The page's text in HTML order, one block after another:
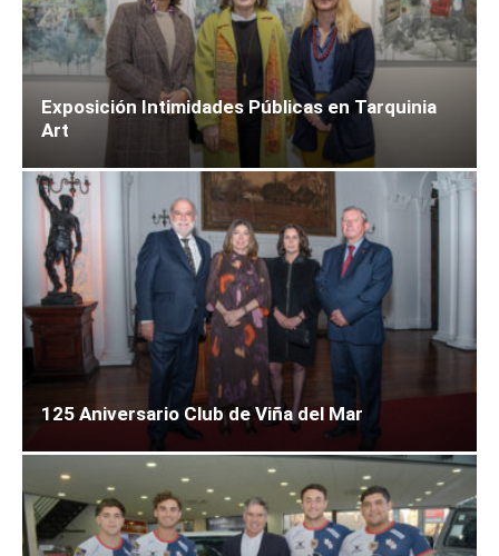
Exposición Intimidades Públicas en Tarquinia
Art
125 Aniversario Club de Viña del Mar